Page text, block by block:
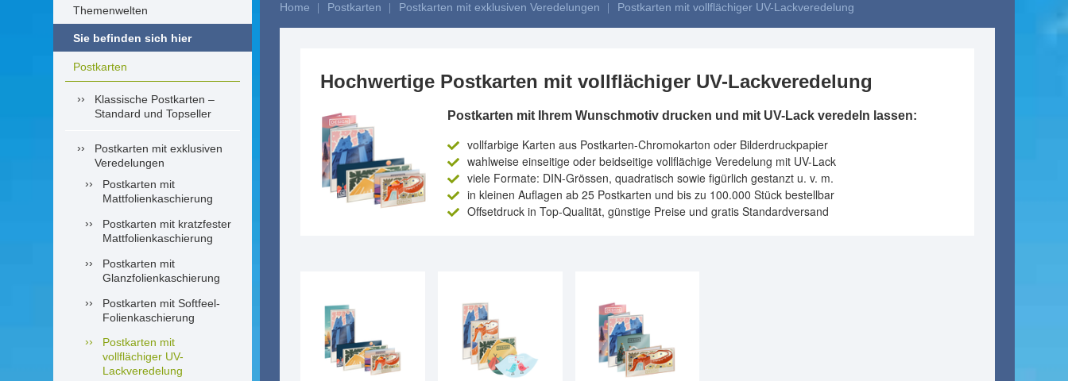
Themenwelten
Sie befinden sich hier
Postkarten
Klassische Postkarten –
Standard und Topseller
Postkarten mit exklusiven
Veredelungen
Postkarten mit
Mattfolienkaschierung
Postkarten mit kratzfester
Mattfolienkaschierung
Postkarten mit
Glanzfolienkaschierung
Postkarten mit Softfeel-
Folienkaschierung
Postkarten mit
vollflächiger UV-
Lackveredelung
Home Postkarten Postkarten mit exklusiven Veredelungen Postkarten mit vollflächiger UV-Lackveredelung
Hochwertige Postkarten mit vollflächiger UV-Lackveredelung
Postkarten mit Ihrem Wunschmotiv drucken und mit UV-Lack veredeln lassen:
vollfarbige Karten aus Postkarten-Chromokarton oder Bilderdruckpapier
wahlweise einseitige oder beidseitige vollflächige Veredelung mit UV-Lack
viele Formate: DIN-Grössen, quadratisch sowie figürlich gestanzt u. v. m.
in kleinen Auflagen ab 25 Postkarten und bis zu 100.000 Stück bestellbar
Offsetdruck in Top-Qualität, günstige Preise und gratis Standardversand